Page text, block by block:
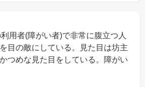
用者(障がい者)で非常に腹立つ人
目の敵にしている。見た目は坊主
つめな見た目をしている。障がい